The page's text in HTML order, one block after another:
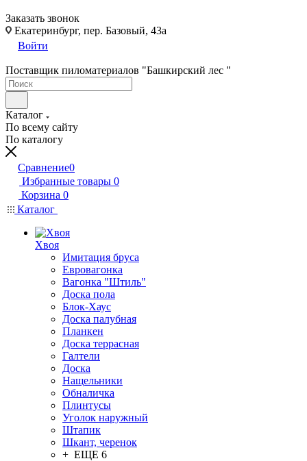
Заказать звонок
Екатеринбург, пер. Базовый, 43а
Войти
Поставщик пиломатериалов "Башкирский лес "
Каталог
По всему сайту
По каталогу
Сравнение0
Избранные товары 0
Корзина 0
Каталог
Хвоя
Имитация бруса
Евровагонка
Вагонка "Штиль"
Доска пола
Блок-Хаус
Доска палубная
Планкен
Доска террасная
Галтели
Доска
Нащельники
Обналичка
Плинтусы
Уголок наружный
Штапик
Шкант, черенок
+ ЕЩЕ 6